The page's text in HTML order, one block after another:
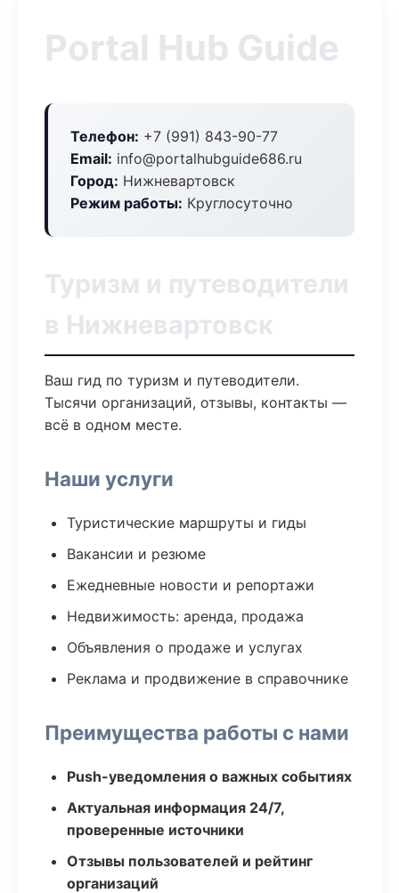
Portal Hub Guide
Телефон: +7 (991) 843-90-77
Email: info@portalhubguide686.ru
Город: Нижневартовск
Режим работы: Круглосуточно
Туризм и путеводители
в Нижневартовск
Ваш гид по туризм и путеводители.
Тысячи организаций, отзывы, контакты —
всё в одном месте.
Наши услуги
Туристические маршруты и гиды
Вакансии и резюме
Ежедневные новости и репортажи
Недвижимость: аренда, продажа
Объявления о продаже и услугах
Реклама и продвижение в справочнике
Преимущества работы с нами
Push-уведомления о важных событиях
Актуальная информация 24/7,
проверенные источники
Отзывы пользователей и рейтинг
организаций